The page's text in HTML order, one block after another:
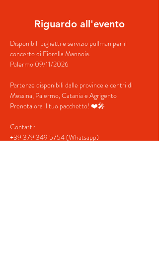
Riguardo all'evento
Disponibili biglietti e servizio pullman per il
concerto di Fiorella Mannoia.
Palermo 09/11/2026
Partenze disponibili dalle province e centri di
Messina, Palermo, Catania e Agrigento
Prenota ora il tuo pacchetto! ❤️🎤
Contatti:
+39 379 349 5754 (Whatsapp)